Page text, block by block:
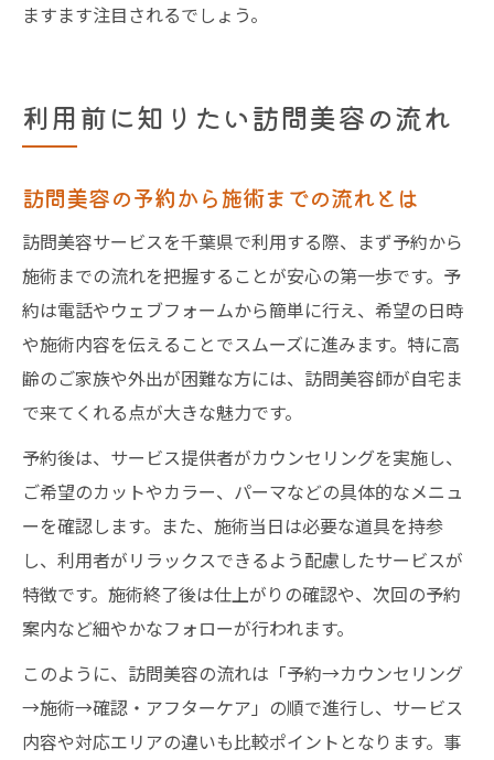
ますます注目されるでしょう。
利用前に知りたい訪問美容の流れ
訪問美容の予約から施術までの流れとは
訪問美容サービスを千葉県で利用する際、まず予約から
施術までの流れを把握することが安心の第一歩です。予
約は電話やウェブフォームから簡単に行え、希望の日時
や施術内容を伝えることでスムーズに進みます。特に高
齢のご家族や外出が困難な方には、訪問美容師が自宅ま
で来てくれる点が大きな魅力です。
予約後は、サービス提供者がカウンセリングを実施し、
ご希望のカットやカラー、パーマなどの具体的なメニュ
ーを確認します。また、施術当日は必要な道具を持参
し、利用者がリラックスできるよう配慮したサービスが
特徴です。施術終了後は仕上がりの確認や、次回の予約
案内など細やかなフォローが行われます。
このように、訪問美容の流れは「予約→カウンセリング
→施術→確認・アフターケア」の順で進行し、サービス
内容や対応エリアの違いも比較ポイントとなります。事